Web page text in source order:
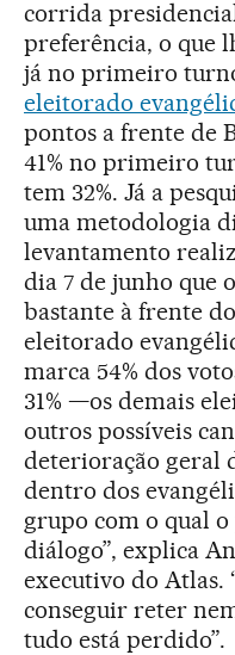
corrida
preferência, o que
já no primeiro
eleitorado
pontos a frente de
41% no primeiro
tem 32%. Já a
uma metodologia
levantamento
dia 7 de junho que
bastante à frente
eleitorado
marca 54% dos
31% —os demais
outros possíveis
deterioração geral
dentro dos
grupo com o qual
diálogo”, explica
executivo do Atlas.
conseguir reter
tudo está perdido”.